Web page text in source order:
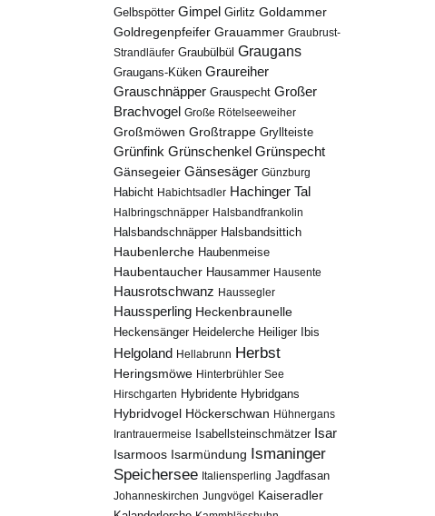
Gelbspötter Gimpel Girlitz Goldammer
Goldregenpfeifer Grauammer Graubrust-
Strandläufer Graubülbül Graugans
Graugans-Küken Graureiher
Grauschnäpper Grauspecht Großer
Brachvogel Große Rötelseeweiher
Großmöwen Großtrappe Gryllteiste
Grünfink Grünschenkel Grünspecht
Gänsegeier Gänsesäger Günzburg
Habicht Habichtsadler Hachinger Tal
Halbringschnäpper Halsbandfrankolin
Halsbandschnäpper Halsbandsittich
Haubenlerche Haubenmeise
Haubentaucher Hausammer Hausente
Hausrotschwanz Haussegler
Haussperling Heckenbraunelle
Heckensänger Heidelerche Heiliger Ibis
Helgoland Hellabrunn Herbst
Heringsmöwe Hinterbrühler See
Hirschgarten Hybridente Hybridgans
Hybridvogel Höckerschwan Hühnergans
Irantrauermeise
Isabellsteinschmätzer Isar
Isarmoos Isarmündung Ismaninger
Speichersee Italiensperling Jagdfasan
Johanneskirchen Jungvögel Kaiseradler